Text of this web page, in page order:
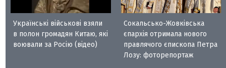
Українські військові взяли
в полон громадян Китаю, які
воювали за Росію (відео)
Сокальсько-Жовківська
єпархія отримала нового
правлячого єпископа Петра
Лозу: фоторепортаж